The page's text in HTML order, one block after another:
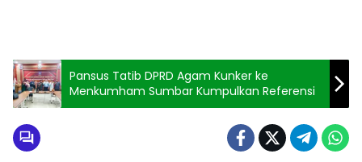
Pansus Tatib DPRD Agam Kunker ke
Menkumham Sumbar Kumpulkan Referensi